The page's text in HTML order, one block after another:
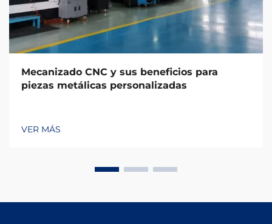
Mecanizado CNC y sus beneficios para
piezas metálicas personalizadas
VER MÁS